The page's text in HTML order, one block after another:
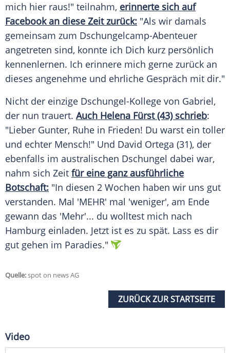
mich hier raus!" teilnahm, erinnerte sich auf
Facebook an diese Zeit zurück: "Als wir damals
gemeinsam zum Dschungelcamp-Abenteuer
angetreten sind, konnte ich Dich kurz persönlich
kennenlernen. Ich erinnere mich gerne zurück an
dieses angenehme und ehrliche Gespräch mit dir."
Nicht der einzige Dschungel-Kollege von Gabriel,
der nun trauert. Auch Helena Fürst (43) schrieb:
"Lieber Gunter, Ruhe in Frieden! Du warst ein toller
und echter Mensch!" Und David Ortega (31), der
ebenfalls im australischen Dschungel dabei war,
nahm sich Zeit für eine ganz ausführliche
Botschaft: "In diesen 2 Wochen haben wir uns gut
verstanden. Mal 'MEHR' mal 'weniger', am Ende
gewann das 'Mehr'... du wolltest mich nach
Hamburg einladen. Jetzt ist es zu spät. Lass es dir
gut gehen im Paradies."
Quelle:spot on news AG
ZURÜCK ZUR STARTSEITE
Video